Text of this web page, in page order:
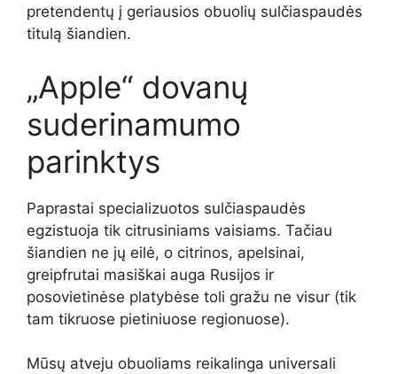
pretendentų į geriausios obuolių sulčiaspaudės
titulą šiandien.
„Apple“ dovanų
suderinamumo
parinktys
Paprastai specializuotos sulčiaspaudės
egzistuoja tik citrusiniams vaisiams. Tačiau
šiandien ne jų eilė, o citrinos, apelsinai,
greipfrutai masiškai auga Rusijos ir
posovietinėse platybėse toli gražu ne visur (tik
tam tikruose pietiniuose regionuose).
Mūsų atveju obuoliams reikalinga universali